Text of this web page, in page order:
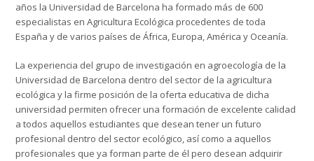
años la Universidad de Barcelona ha formado más de 600
especialistas en Agricultura Ecológica procedentes de toda
España y de varios países de África, Europa, América y Oceanía.
La experiencia del grupo de investigación en agroecología de la
Universidad de Barcelona dentro del sector de la agricultura
ecológica y la firme posición de la oferta educativa de dicha
universidad permiten ofrecer una formación de excelente calidad
a todos aquellos estudiantes que desean tener un futuro
profesional dentro del sector ecológico, así como a aquellos
profesionales que ya forman parte de él pero desean adquirir